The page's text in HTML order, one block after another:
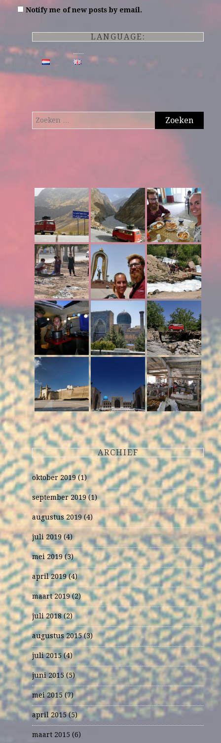
Notify me of new posts by email.
LANGUAGE:
Zoeken
ARCHIEF
oktober 2019(1)
september 2019(1)
augustus 2019 (4)
juli 2019(4)
mei 2019(3)
april 2019(4)
maart 2019(2)
juli 2018(2)
augustus 2015(3)
juli 2015(4)
juni 2015 (5)
mei 2015(7)
april 2015(5)
maart 2015 (6)